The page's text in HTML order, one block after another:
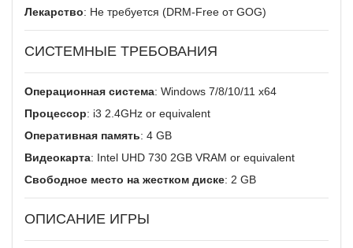
Лекарство: Не требуется (DRM-Free от GOG)
СИСТЕМНЫЕ ТРЕБОВАНИЯ
Операционная система: Windows 7/8/10/11 x64
Процессор: i3 2.4GHz or equivalent
Оперативная память: 4 GB
Видеокарта: Intel UHD 730 2GB VRAM or equivalent
Свободное место на жестком диске: 2 GB
ОПИСАНИЕ ИГРЫ